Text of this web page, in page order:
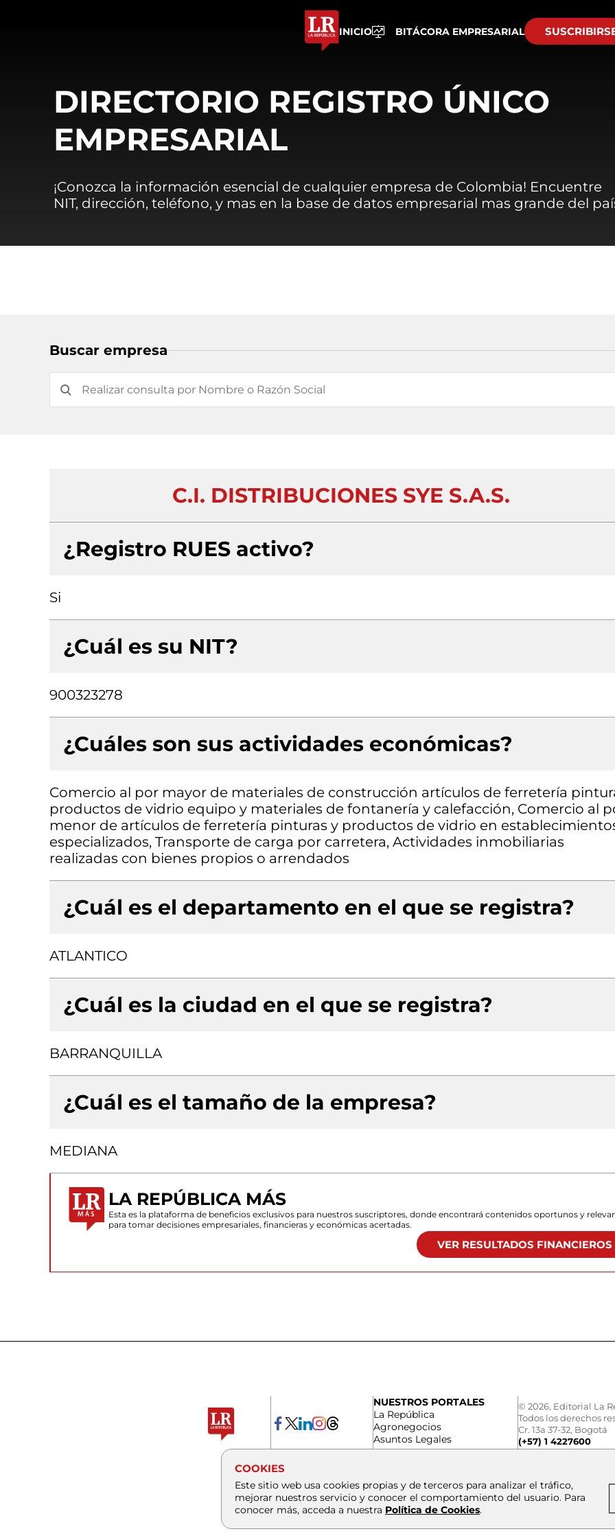
INICIO BITÁCORA EMPRESARIAL
DIRECTORIO REGISTRO ÚNICO
EMPRESARIAL
¡Conozca la información esencial de cualquier empresa de Colombia! Encuentre
NIT, dirección, teléfono, y mas en la base de datos empresarial mas grande del
Buscar empresa
C.I. DISTRIBUCIONES SYE S.A.S.
¿Registro RUES activo?
Si
¿Cuál es su NIT?
900323278
¿Cuáles son sus actividades económicas?
Comercio al por mayor de materiales de construcción artículos de ferretería
productos de vidrio equipo y materiales de fontanería y calefacción, Comercio al
menor de artículos de ferretería pinturas y productos de vidrio en
especializados, Transporte de carga por carretera, Actividades inmobiliarias
realizadas con bienes propios o arrendados
¿Cuál es el departamento en el que se registra?
ATLANTICO
¿Cuál es la ciudad en el que se registra?
BARRANQUILLA
¿Cuál es el tamaño de la empresa?
MEDIANA
LA REPÚBLICA MÁS
Esta es la plataforma de beneficios exclusivos para nuestros suscriptores, donde encontrará contenidos oportunos y
para tomar decisiones empresariales, financieras y económicas acertadas.
VER RESULTADOS FINANCIEROS
NUESTROS PORTALES
La República
Agronegocios
Asuntos Legales
© 2026, Editorial La
Todos los derechos
Cr. 13a 37-32, Bogotá
(+57) 1 4227600
COOKIES
Este sitio web usa cookies propias y de terceros para analizar el tráfico,
mejorar nuestros servicio y conocer el comportamiento del usuario. Para
conocer más, acceda a nuestra Política de Cookies.